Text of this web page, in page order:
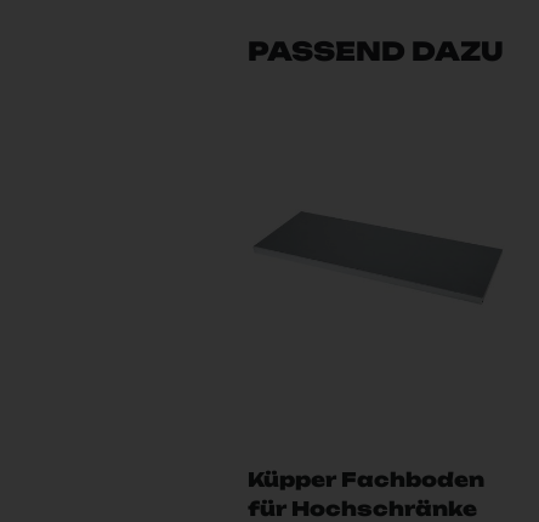
PASSEND DAZU
Küpper Fachboden
für Hochschränke